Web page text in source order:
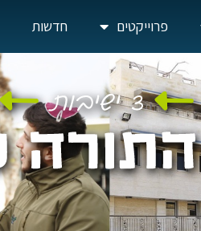
פרוייקטים חדשות